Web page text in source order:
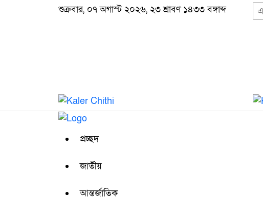
শুক্রবার, ০৭ অগাস্ট ২০২৬, ২৩ শ্রাবণ ১৪৩৩ বঙ্গাব্দ
প্রচ্ছদ
জাতীয়
আন্তর্জাতিক